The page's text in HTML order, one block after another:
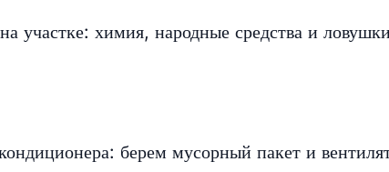
участке: химия, народные средства и
берем мусорный пакет и